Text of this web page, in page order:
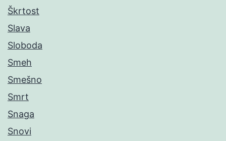
Škrtost
Slava
Sloboda
Smeh
Smešno
Smrt
Snaga
Snovi